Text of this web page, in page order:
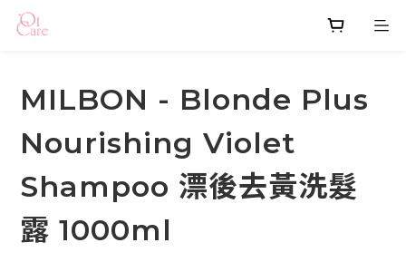
MILBON - Blonde Plus
Nourishing Violet
Shampoo 漂後去黃洗髮
露 1000ml